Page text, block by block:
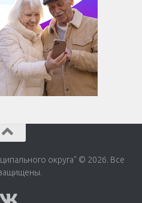
округа" © 2026. Все